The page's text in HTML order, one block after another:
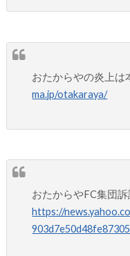
おたからやの炎上は
ma.jp/otakaraya/
おたからやFC集団訴
https://